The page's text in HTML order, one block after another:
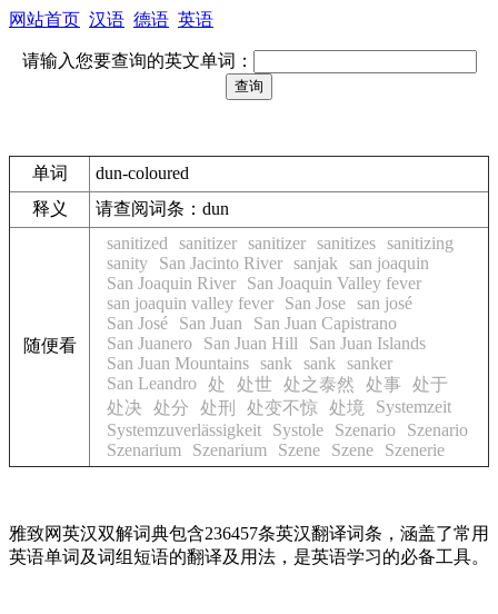
网站首页 汉语 德语 英语
请输入您要查询的英文单词：
单词
dun-coloured
释义
请查阅词条：dun
随便看
sanitized sanitizer sanitizer sanitizes sanitizing
sanity
San Jacinto River sanjak
san joaquin
San Joaquin River
San Joaquin Valley fever
san joaquin valley fever
San Jose san josé
San José
San Juan
San Juan Capistrano
San Juanero
San Juan Hill
San Juan Islands
San Juan Mountains sank sank
sanker
San Leandro 处 处世 处之泰然 处事
处于
处决
处分 处刑 处变不惊 处境
Systemzeit
Systemzuverlässigkeit
Systole Szenario
Szenario
Szenarium
Szenarium Szene Szene Szenerie
雅致网英汉双解词典包含236457条英汉翻译词条，涵盖了常用
英语单词及词组短语的翻译及用法，是英语学习的必备工具。